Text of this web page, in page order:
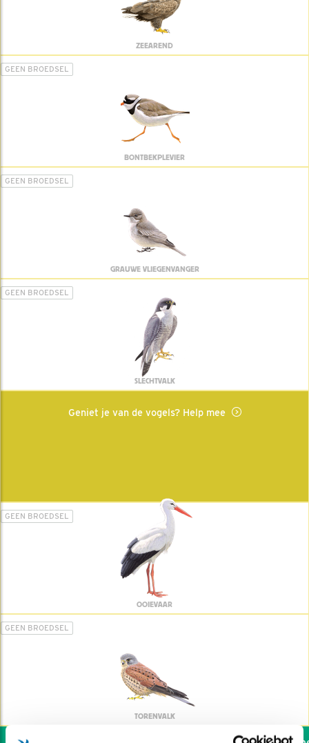
ZEEAREND
GEEN BROEDSEL
BONTBEKPLEVIER
GEEN BROEDSEL
GRAUWE VLIEGENVANGER
GEEN BROEDSEL
SLECHTVALK
Geniet je van de vogels? Help mee
GEEN BROEDSEL
OOIEVAAR
GEEN BROEDSEL
TORENVALK